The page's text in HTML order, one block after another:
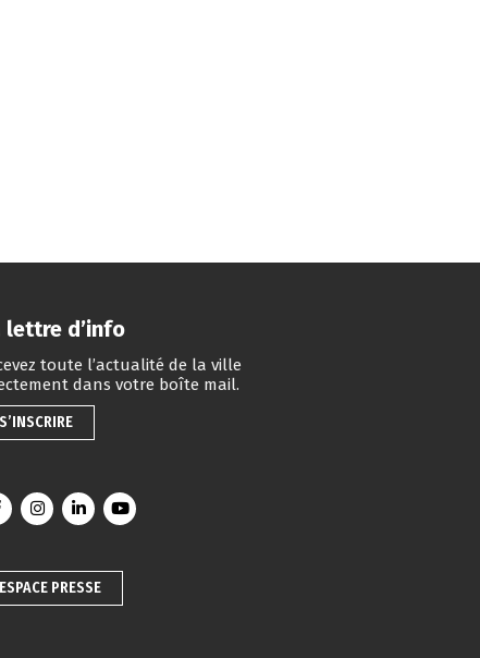
lettre d’info
toute l’actualité de la ville
dans votre boîte mail.
S’INSCRIRE
vers le compte Facebook
Lien vers le compte Instagram
Lien vers le compte Linkedin
Lien vers la chaîne Youtube
ESPACE PRESSE